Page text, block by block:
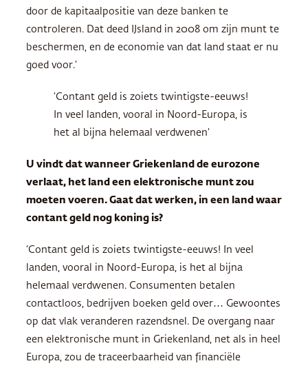
door de kapitaalpositie van deze banken te
controleren. Dat deed IJsland in 2008 om zijn munt te
beschermen, en de economie van dat land staat er nu
goed voor.’
‘Contant geld is zoiets twintigste-eeuws!
In veel landen, vooral in Noord-Europa, is
het al bijna helemaal verdwenen’
U vindt dat wanneer Griekenland de eurozone
verlaat, het land een elektronische munt zou
moeten voeren. Gaat dat werken, in een land waar
contant geld nog koning is?
‘Contant geld is zoiets twintigste-eeuws! In veel
landen, vooral in Noord-Europa, is het al bijna
helemaal verdwenen. Consumenten betalen
contactloos, bedrijven boeken geld over… Gewoontes
op dat vlak veranderen razendsnel. De overgang naar
een elektronische munt in Griekenland, net als in heel
Europa, zou de traceerbaarheid van financiële